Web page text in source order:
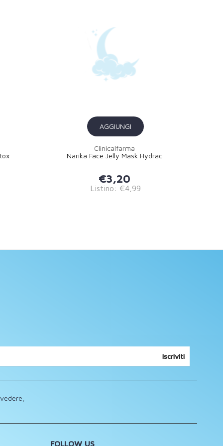
AGGIUNGI
Clinicalfarma
Narika Face Jelly Mask Hydrac
€3,20
Listino: €4,99
Iscriviti
FOLLOW US